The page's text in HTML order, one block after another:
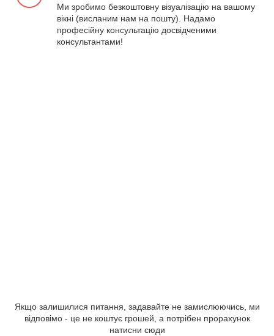
Ми зробимо безкоштовну візуалізацію на вашому
вікні (висланим нам на пошту). Надамо
професійну консультацію досвідченими
консультантами!
Якщо залишилися питання, задавайте не замислюючись, ми
відповімо - це не коштує грошей, а потрібен прорахунок
натисни сюди